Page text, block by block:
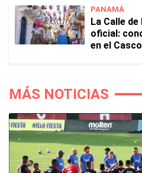
PANAMÁ
La Calle
oficial:
en el
MÁS NOTICIAS